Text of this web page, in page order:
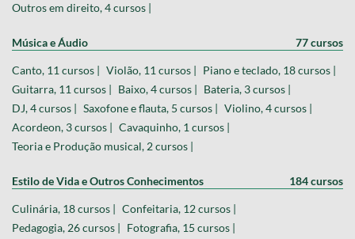
Outros em direito, 4 cursos |
Música e Áudio 77 cursos
Canto, 11 cursos | Violão, 11 cursos | Piano e teclado, 18 cursos |
Guitarra, 11 cursos | Baixo, 4 cursos | Bateria, 3 cursos |
DJ, 4 cursos | Saxofone e flauta, 5 cursos | Violino, 4 cursos |
Acordeon, 3 cursos | Cavaquinho, 1 cursos |
Teoria e Produção musical, 2 cursos |
Estilo de Vida e Outros Conhecimentos 184 cursos
Culinária, 18 cursos | Confeitaria, 12 cursos |
Pedagogia, 26 cursos | Fotografia, 15 cursos |